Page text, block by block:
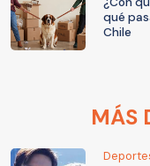
qué
Chile
MÁS